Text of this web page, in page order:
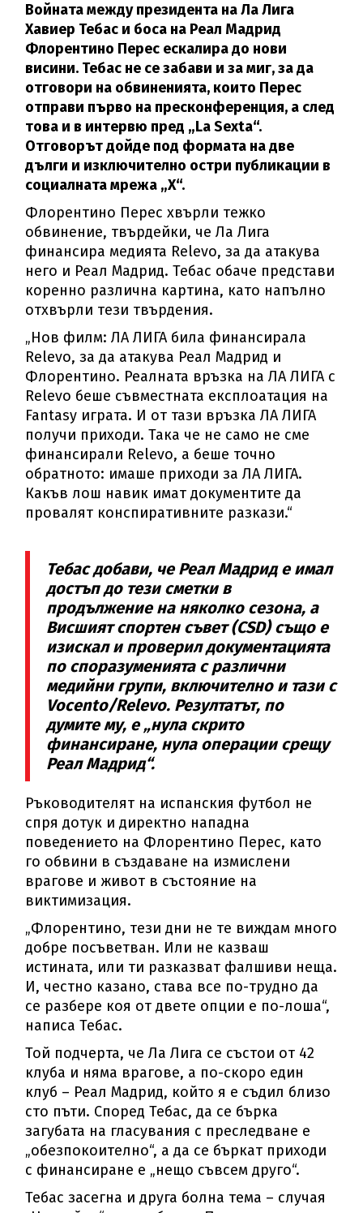
Войната между президента на Ла Лига
Хавиер Тебас и боса на Реал Мадрид
Флорентино Перес ескалира до нови
висини. Тебас не се забави и за миг, за да
отговори на обвиненията, които Перес
отправи първо на пресконференция, а след
това и в интервю пред „La Sexta“.
Отговорът дойде под формата на две
дълги и изключително остри публикации в
социалната мрежа „X“.
Флорентино Перес хвърли тежко
обвинение, твърдейки, че Ла Лига
финансира медията Relevo, за да атакува
него и Реал Мадрид. Тебас обаче представи
коренно различна картина, като напълно
отхвърли тези твърдения.
„Нов филм: ЛА ЛИГА била финансирала
Relevo, за да атакува Реал Мадрид и
Флорентино. Реалната връзка на ЛА ЛИГА с
Relevo беше съвместната експлоатация на
Fantasy играта. И от тази връзка ЛА ЛИГА
получи приходи. Така че не само не сме
финансирали Relevo, а беше точно
обратното: имаше приходи за ЛА ЛИГА.
Какъв лош навик имат документите да
провалят конспиративните разкази.“
Тебас добави, че Реал Мадрид е имал
достъп до тези сметки в
продължение на няколко сезона, а
Висшият спортен съвет (CSD) също е
изискал и проверил документацията
по споразуменията с различни
медийни групи, включително и тази с
Vocento/Relevo. Резултатът, по
думите му, е „нула скрито
финансиране, нула операции срещу
Реал Мадрид“.
Ръководителят на испанския футбол не
спря дотук и директно нападна
поведението на Флорентино Перес, като
го обвини в създаване на измислени
врагове и живот в състояние на
виктимизация.
„Флорентино, тези дни не те виждам много
добре посъветван. Или не казваш
истината, или ти разказват фалшиви неща.
И, честно казано, става все по-трудно да
се разбере коя от двете опции е по-лоша“,
написа Тебас.
Той подчерта, че Ла Лига се състои от 42
клуба и няма врагове, а по-скоро един
клуб – Реал Мадрид, който я е съдил близо
сто пъти. Според Тебас, да се бърка
загубата на гласувания с преследване е
„обезпокоително“, а да се бъркат приходи
с финансиране е „нещо съвсем друго“.
Тебас засегна и друга болна тема – случая